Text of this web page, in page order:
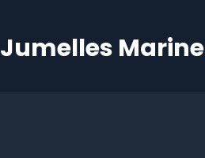
Jumelles Marine